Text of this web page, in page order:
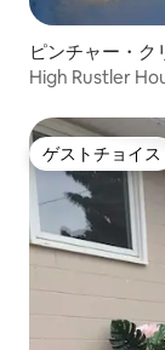
ピンチャー・ク
High Rustler
ゲストチョイス
ゲストチョイス